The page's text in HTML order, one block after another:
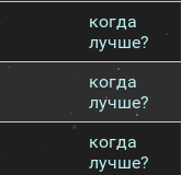
когда
лучше?
когда
лучше?
когда
лучше?